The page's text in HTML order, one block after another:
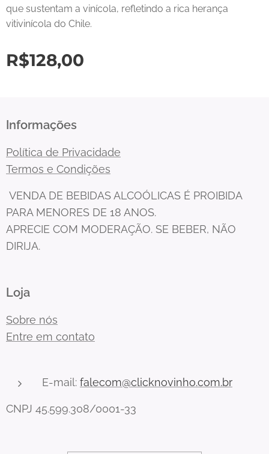
que sustentam a vinícola, refletindo a rica herança
vitivinícola do Chile.
R$128,00
Informações
Política de Privacidade
Termos e Condições
VENDA DE BEBIDAS ALCOÓLICAS É PROIBIDA
PARA MENORES DE 18 ANOS.
APRECIE COM MODERAÇÃO. SE BEBER, NÃO
DIRIJA.
Loja
Sobre nós
Entre em contato
E-mail: falecom@clicknovinho.com.br
CNPJ 45.599.308/0001-33